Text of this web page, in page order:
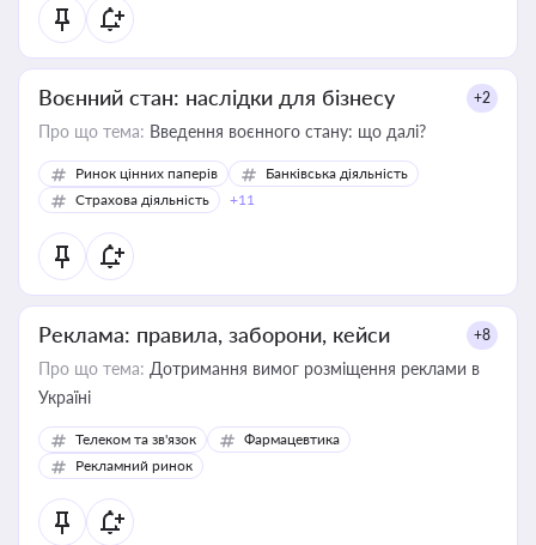
Воєнний стан: наслідки для бізнесу +2
Про що тема: Введення воєнного стану: що далі?
Ринок цінних паперів
Банківська діяльність
Страхова діяльність
+11
Реклама: правила, заборони, кейси +8
Про що тема: Дотримання вимог розміщення реклами в
Україні
Телеком та зв'язок
Фармацевтика
Рекламний ринок